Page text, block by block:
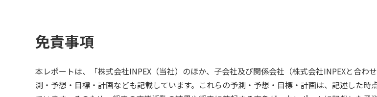
免責事項
本レポートは、「株式会社INPEX（当社）のほか、子会社及び関係会社（株式会社INPEXと合
測・予想・目標・計画なども記載しています。これらの予測・予想・目標・計画は、記述した